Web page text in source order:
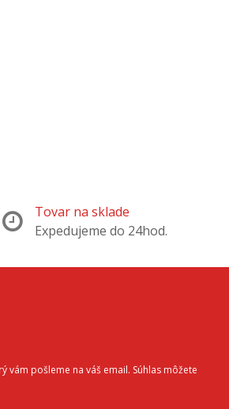
Tovar na sklade
Expedujeme do 24hod.
pošleme na váš email. Súhlas môžete